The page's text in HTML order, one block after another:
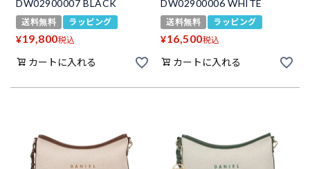
DW02900007 BLACK
送料無料 ラッピング
¥19,800税込
カートに入れる
DW02900006 WHITE
送料無料 ラッピング
¥16,500税込
カートに入れる